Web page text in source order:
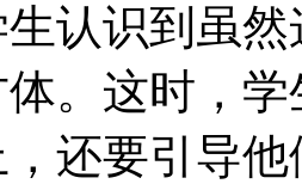
认识到虽
。这时，
还要引导